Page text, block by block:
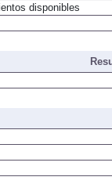
disponibles